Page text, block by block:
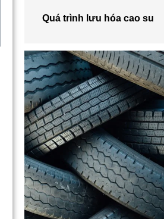
Quá trình lưu hóa cao su